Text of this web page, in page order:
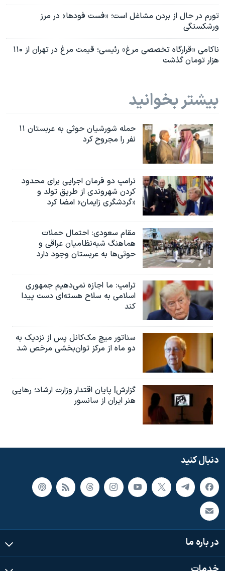
تورم در حال از بردن مشاغل است؛ «فست فودها» در مرز
ورشکستگی
ناکامی «قرارگاه تخصصی مرغ» رئیسی؛ قیمت مرغ در تهران از ۱۱۰
هزار تومان گذشت
بیشتر بخوانید
حمله شورشیان حوثی به عربستان ۱۱
نفر را مجروح کرد
ترامپ دو فرمان اجرایی برای محدود
کردن شهروندی از طریق تولد و
«گردشگری زایمان» امضا کرد
مقام سعودی: احتمال حملات
هماهنگ شبه‌نظامیان عراقی و
حوثی‌ها به عربستان وجود دارد
ترامپ: ما اجازه نمی‌دهیم جمهوری
اسلامی به سلاح هسته‌ای دست پیدا
کند
سناتور میچ مک‌کانل پس از نزدیک به
دو ماه از مرکز توان‌بخشی مرخص شد
گزارش| پایان اقتدار وزارت ارشاد؛ رهایی
هنر ایران از سانسور
دنبال کنید
در باره ما